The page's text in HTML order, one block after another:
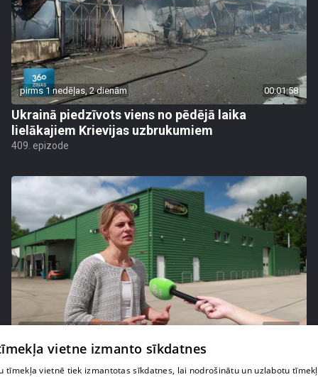
pirms 1 nedēļas, 2 dienām 00:01:58
Ukrainā piedzīvots viens no pēdējā laika
lielākajiem Krievijas uzbrukumiem
409. epizode
pirms 1 nedēļas, 2 dienām 00:05:05
Melleņu zelta drudzis: kas nosaka iepirkuma
cenu?
vietne izmanto sīkdatnes
tīmekļa vietnē tiek izmantotas sīkdatnes, lai nodrošinātu un uzlabotu